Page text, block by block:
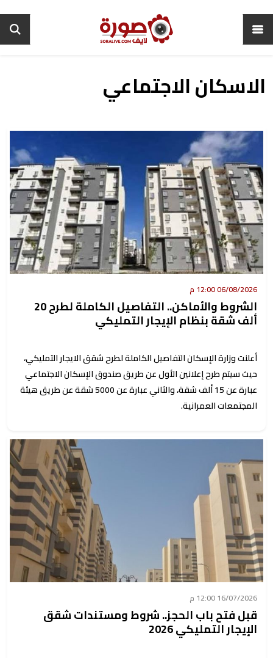
الاسكان الاجتماعي
06/08/2026 12:00 م
الشروط والأماكن.. التفاصيل الكاملة لطرح 20
ألف شقة بنظام الإيجار التمليكي
أعلنت وزارة الإسكان التفاصيل الكاملة لطرح شقق الايجار التمليكي،
حيث سيتم طرح إعلانين الأول عن طريق صندوق الإسكان الاجتماعي
عبارة عن 15 ألف شقة، والثاني عبارة عن 5000 شقة عن طريق هيئة
المجتمعات العمرانية.
16/07/2026 12:00 م
قبل فتح باب الحجز.. شروط ومستندات شقق
الإيجار التمليكي 2026